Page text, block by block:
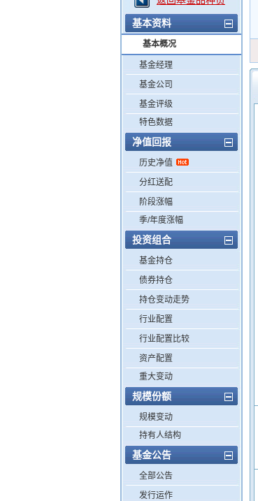
基本资料
基本概况
基金经理
基金公司
基金评级
特色数据
净值回报
历史净值
分红送配
阶段涨幅
季/年度涨幅
投资组合
基金持仓
债券持仓
持仓变动走势
行业配置
行业配置比较
资产配置
重大变动
规模份额
规模变动
持有人结构
基金公告
全部公告
发行运作